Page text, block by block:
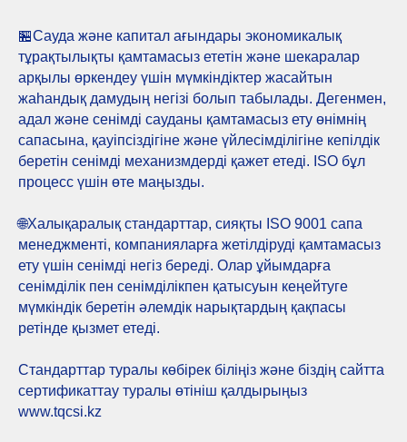
🏪Сауда және капитал ағындары экономикалық
тұрақтылықты қамтамасыз ететін және шекаралар
арқылы өркендеу үшін мүмкіндіктер жасайтын
жаһандық дамудың негізі болып табылады. Дегенмен,
адал және сенімді сауданы қамтамасыз ету өнімнің
сапасына, қауіпсіздігіне және үйлесімділігіне кепілдік
беретін сенімді механизмдерді қажет етеді. ISO бұл
процесс үшін өте маңызды.
🌐Халықаралық стандарттар, сияқты ISO 9001 сапа
менеджменті, компанияларға жетілдіруді қамтамасыз
ету үшін сенімді негіз береді. Олар ұйымдарға
сенімділік пен сенімділікпен қатысуын кеңейтуге
мүмкіндік беретін әлемдік нарықтардың қақпасы
ретінде қызмет етеді.
Стандарттар туралы көбірек біліңіз және біздің сайтта
сертификаттау туралы өтініш қалдырыңыз
www.tqcsi.kz